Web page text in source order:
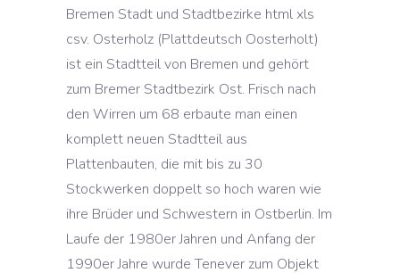
Bremen Stadt und Stadtbezirke html xls
csv. Osterholz (Plattdeutsch Oosterholt)
ist ein Stadtteil von Bremen und gehört
zum Bremer Stadtbezirk Ost. Frisch nach
den Wirren um 68 erbaute man einen
komplett neuen Stadtteil aus
Plattenbauten, die mit bis zu 30
Stockwerken doppelt so hoch waren wie
ihre Brüder und Schwestern in Ostberlin. Im
Laufe der 1980er Jahren und Anfang der
1990er Jahre wurde Tenever zum Objekt